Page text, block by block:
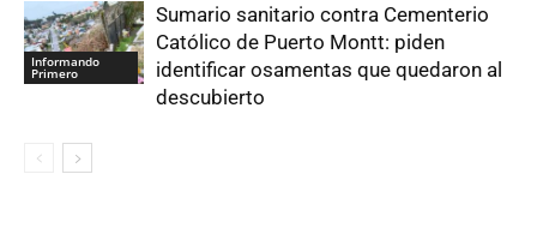
Informando
Primero
Sumario sanitario contra Cementerio
Católico de Puerto Montt: piden
identificar osamentas que quedaron al
descubierto